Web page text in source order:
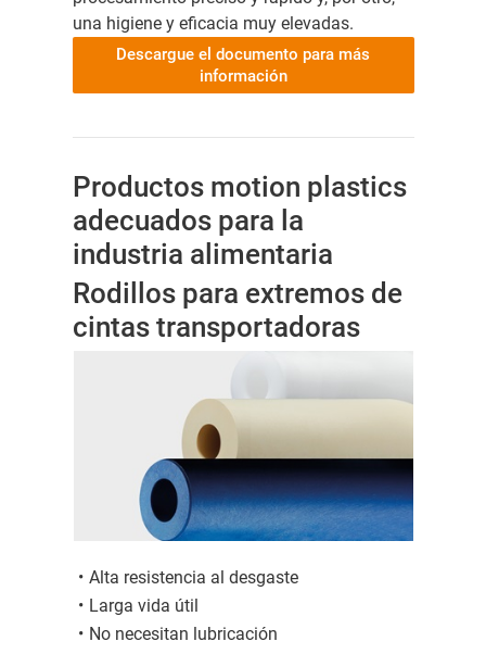
una higiene y eficacia muy elevadas.
Descargue el documento para más
información
Productos motion plastics
adecuados para la
industria alimentaria
Rodillos para extremos de
cintas transportadoras
Alta resistencia al desgaste
Larga vida útil
No necesitan lubricación